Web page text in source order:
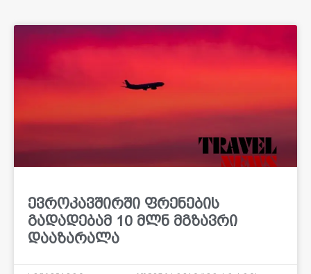
ევროკავშირში ფრენების
გადადებამ 10 მლნ მგზავრი
დააზარალა